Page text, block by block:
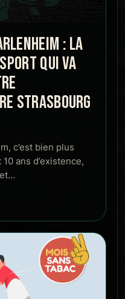
: LA
QUI VA
STRASBOURG
c’est bien plus
ans d’existence,